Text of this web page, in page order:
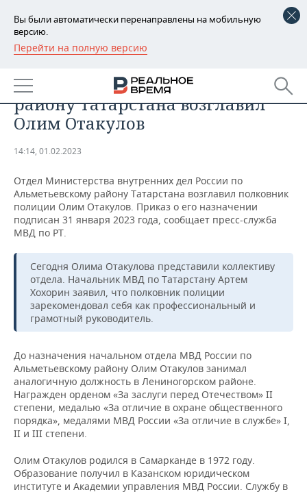
Вы были автоматически перенаправлены на мобильную
версию.
Перейти на полную версию
РЕГИОНЫ
БАШКОРТОСТАН
ТАТАРСТАН
НОВОСТИ
АНАЛИТИКА
ДЕКЛАРАЦИИ О ДОХОДАХ
КОРОЛИ ГОСЗАКАЗА ПФО
ВУЗЫ ТАТАРСТАНА
КОМУ ПРИНАДЛЕЖАТ
ТОРГОВЫЕ ЦЕНТРЫ
ТАТАРСТАНА
НОВОСТИ ЭКОНОМИКИ
ФИНАНСЫ
БАНКИ
БЮДЖЕТ
ИНВЕСТИЦИИ
ПРОМЫШЛЕННОСТЬ
НОВОСТИ
ПРОМЫШЛЕННОСТИ
МАШИНОСТРОЕНИЕ
НЕФТЕХИМИЯ
ОПК
ЭНЕРГЕТИКА
НЕДВИЖИМОСТЬ
НОВОСТИ НЕДВИЖИМОСТИ
АВТО
НОВОСТИ АВТО
БИЗНЕС
НОВОСТИ БИЗНЕСА
РОЗНИЧНАЯ ТОРГОВЛЯ
ТРАНСПОРТ
УСЛУГИ
ТЕХНОЛОГИИ
НОВОСТИ ТЕХНОЛОГИЙ
IT
МЕДИА
ТЕЛЕКОММУНИКАЦИИ
МЕРОПРИЯТИЯ
НОВОСТИ МЕРОПРИЯТИЙ
ВЫЕЗДНАЯ РЕДАКЦИЯ
БИЗНЕС-БРАНЧИ
ONLINE-КОНФЕРЕНЦИИ
СПОРТ
НОВОСТИ СПОРТА
ФУТБОЛ
ХОККЕЙ
ОБЩЕСТВО
НОВОСТИ ОБЩЕСТВА
ВЛАСТЬ
ФОТОГАЛЕРЕЯ
СЮЖЕТЫ
Отдел МВД по Альметьевскому
району Татарстана возглавил
Олим Отакулов
14:14, 01.02.2023
Отдел Министерства внутренних дел России по
Альметьевскому району Татарстана возглавил полковник
полиции Олим Отакулов. Приказ о его назначении
подписан 31 января 2023 года, сообщает пресс-служба
МВД по РТ.
Сегодня Олима Отакулова представили коллективу
отдела. Начальник МВД по Татарстану Артем
Хохорин заявил, что полковник полиции
зарекомендовал себя как профессиональный и
грамотный руководитель.
До назначения начальном отдела МВД России по
Альметьевскому району Олим Отакулов занимал
аналогичную должность в Лениногорском районе.
Награжден орденом «За заслуги перед Отечеством» II
степени, медалью «За отличие в охране общественного
порядка», медалями МВД России «За отличие в службе» I,
II и III степени.
Олим Отакулов родился в Самарканде в 1972 году.
Образование получил в Казанском юридическом
институте и Академии управления МВД России. Службу в